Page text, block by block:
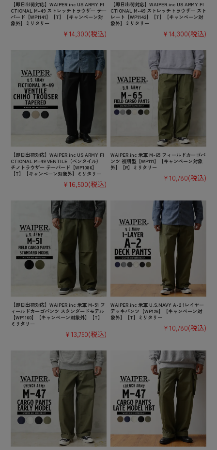
【即日出荷対応】WAIPER.inc US ARMY FI
CTIONAL M-49 ストレッチトラウザー テー
パード【WP1141】【T】【キャンペーン対
象外】ミリタリー
¥14,300(税込)
【即日出荷対応】WAIPER.inc US ARMY FI
CTIONAL M-49 ストレッチトラウザー スト
レート【WP1142】【T】【キャンペーン対
象外】ミリタリー
¥14,300(税込)
【即日出荷対応】WAIPER.inc US ARMY FI
CTIONAL M-49 VENTILE（ベンタイル）
チノトラウザー テーパード【WP1086】
【T】【キャンペーン対象外】ミリタリー
¥16,500(税込)
WAIPER.inc 米軍 M-65 フィールドカーゴパ
ンツ 初期型【WP111】【キャンペーン対象
外】【R】ミリタリー
¥10,780(税込)
【即日出荷対応】WAIPER.inc 米軍 M-51 フ
ィールドカーゴパンツ スタンダードモデル
【WP1160】【キャンペーン対象外】【T】
ミリタリー
¥13,750(税込)
WAIPER.inc 米軍 U.S.NAVY A-2 1レイヤー
デッキパンツ【WP126】【キャンペーン対
象外】【T】ミリタリー
¥10,780(税込)